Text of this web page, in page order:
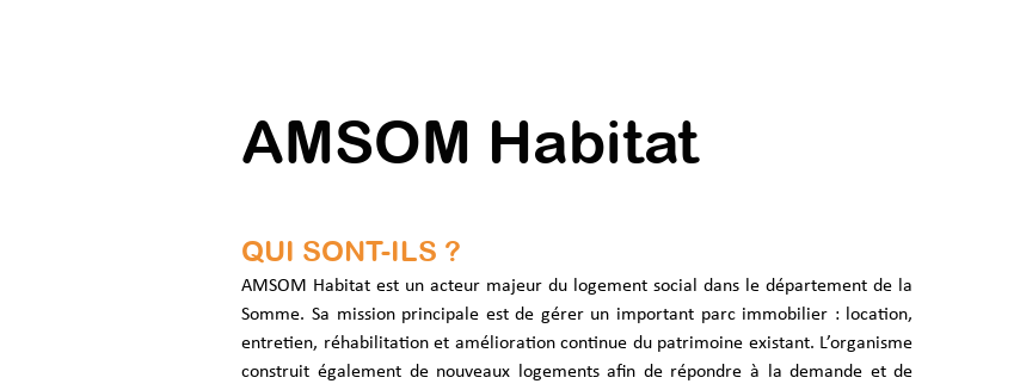
AMSOM Habitat
QUI SONT-ILS ?
AMSOM Habitat est un acteur majeur du logement social dans le département de la
Somme. Sa mission principale est de gérer un important parc immobilier : location,
entretien, réhabilitation et amélioration continue du patrimoine existant. L’organisme
construit également de nouveaux logements afin de répondre à la demande et de